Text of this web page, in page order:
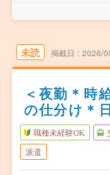
未読 掲載日 2026/
＜夜勤＊時
の仕分け＊
職種未経験OK
派遣